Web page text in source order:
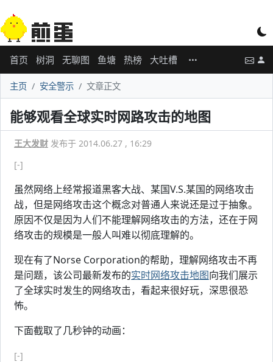
首页 树洞 无聊图 鱼塘 热榜 大吐槽
主页 安全警示 文章正文
能够观看全球实时网路攻击的地图
王大发财 发布于 2014.06.27 , 16:29
[-]
虽然网络上经常报道黑客大战、某国V.S.某国的网络攻击
战，但是网络攻击这个概念对普通人来说还是过于抽象。
原因不仅是因为人们不能理解网络攻击的方法，还在于网
络攻击的规模是一般人叫难以彻底理解的。
现在有了Norse Corporation的帮助，理解网络攻击不再
是问题，该公司最新发布的实时网络攻击地图向我们展示
了全球实时发生的网络攻击，看起来很好玩，深思很恐
怖。
下面截取了几秒钟的动画：
[-]